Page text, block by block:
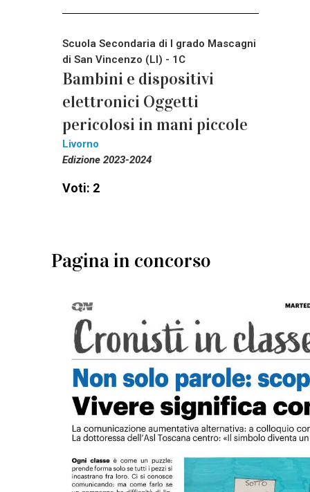
Scuola Secondaria di I grado Mascagni
di San Vincenzo (LI) - 1C
Bambini e dispositivi
elettronici Oggetti
pericolosi in mani piccole
Livorno
Edizione 2023-2024
Voti: 2
Pagina in concorso